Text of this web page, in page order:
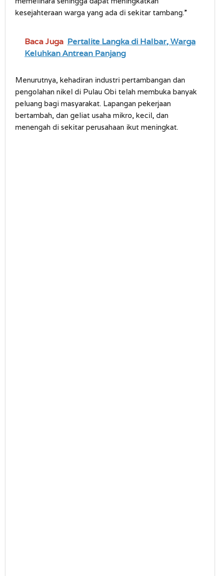
kesejahteraan warga yang ada di sekitar tambang.”
Baca Juga Pertalite Langka di Halbar, Warga
Keluhkan Antrean Panjang
Menurutnya, kehadiran industri pertambangan dan
pengolahan nikel di Pulau Obi telah membuka banyak
peluang bagi masyarakat. Lapangan pekerjaan
bertambah, dan geliat usaha mikro, kecil, dan
menengah di sekitar perusahaan ikut meningkat.